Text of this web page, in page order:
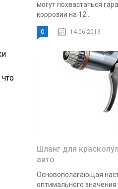
могут похвастаться
коррозии на 12...
0 14.06.2019
Шланг для
авто
Основополагающая
оптимального